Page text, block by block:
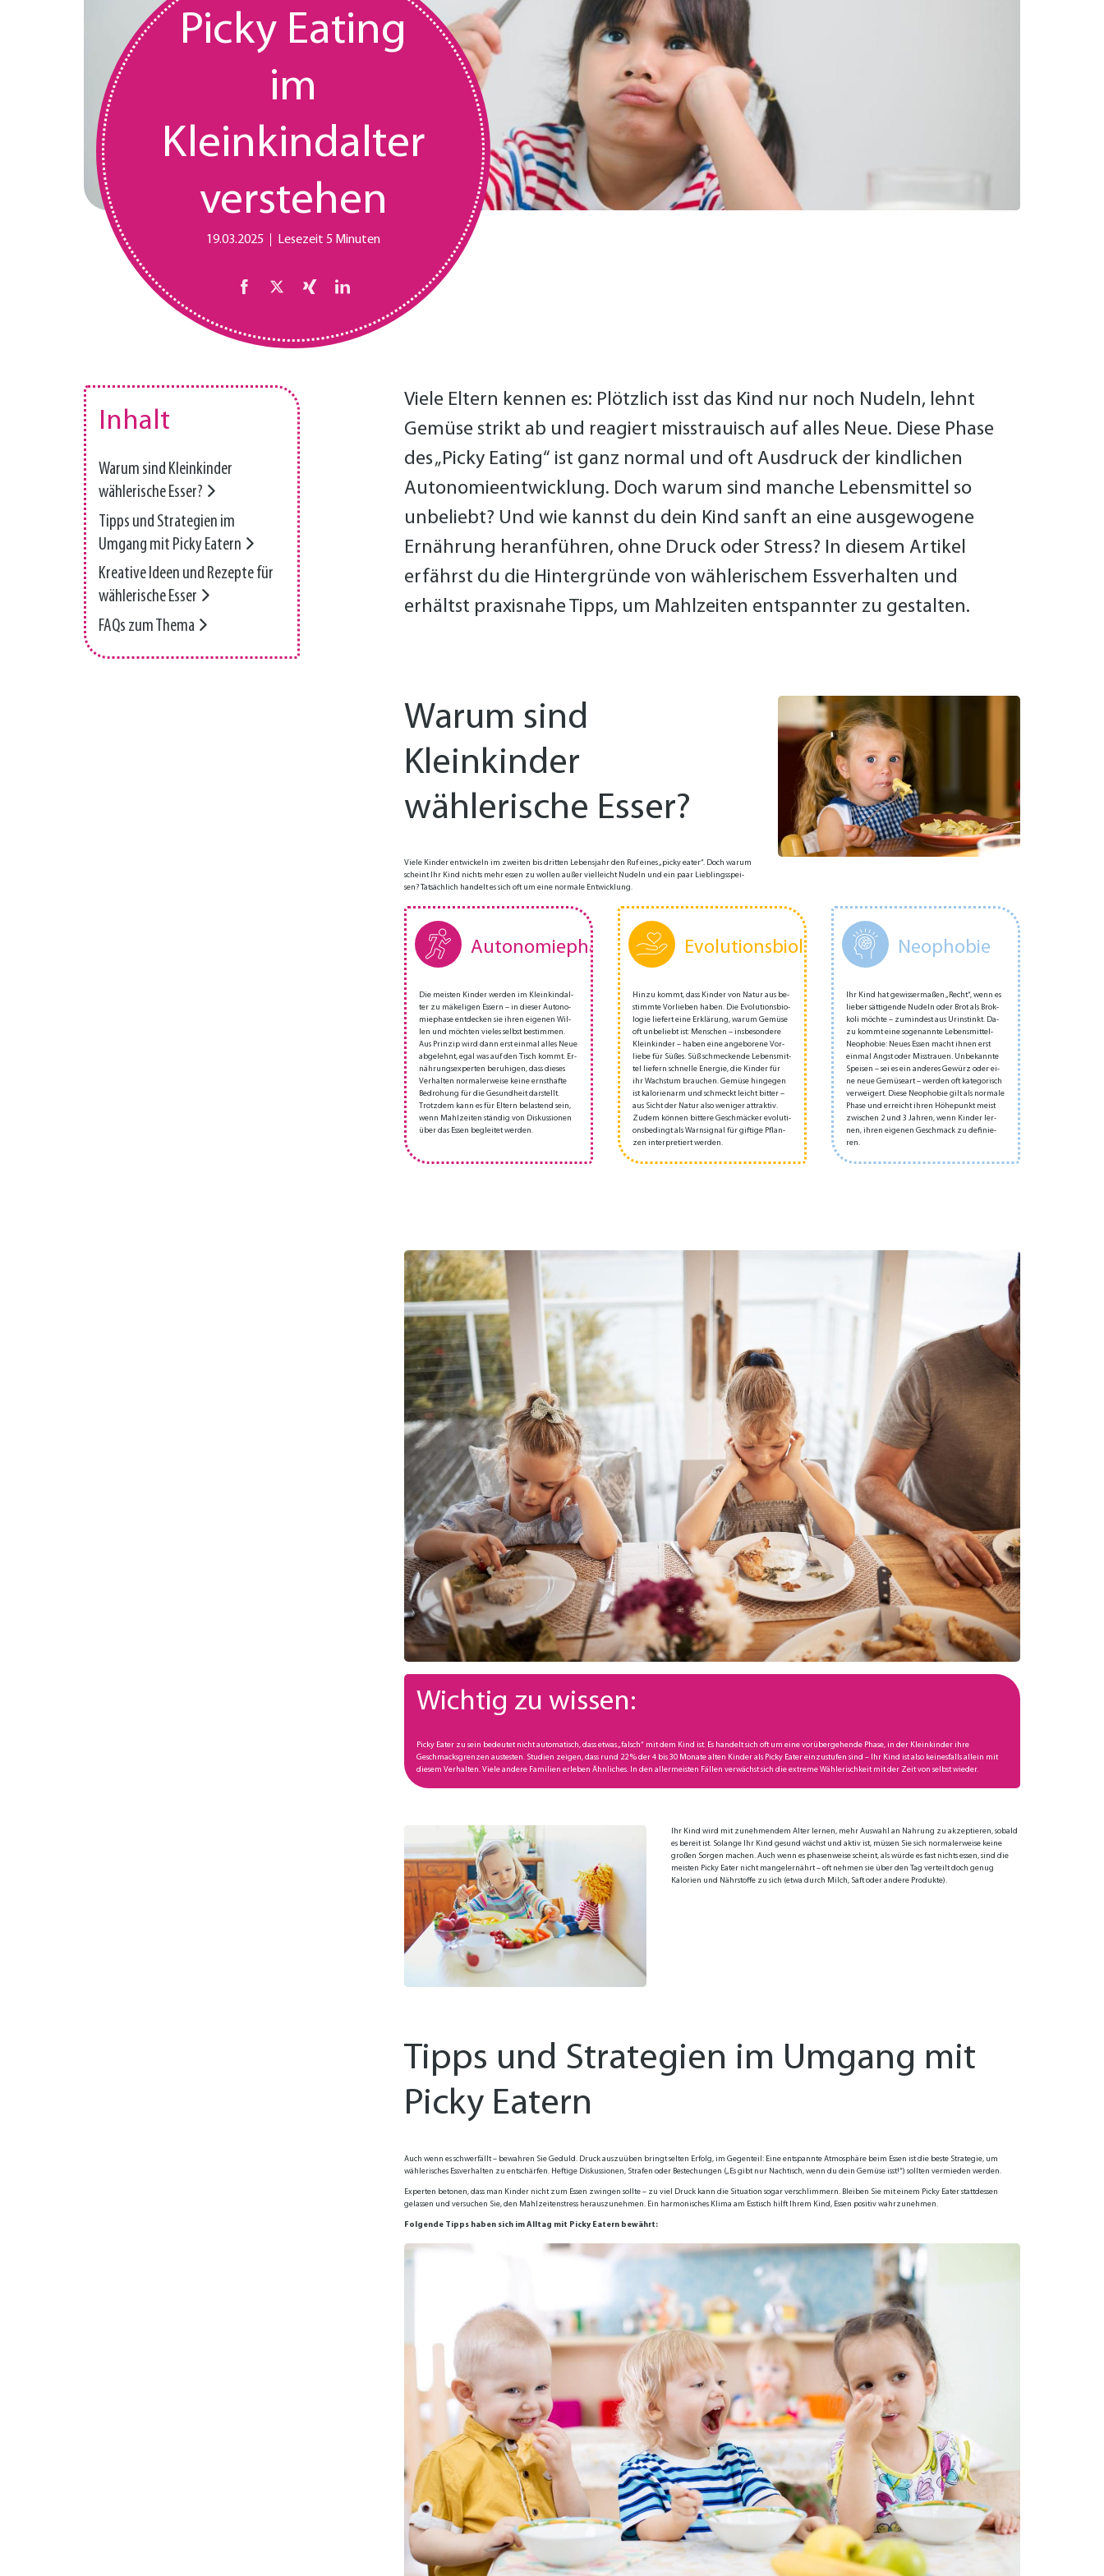
Picky Eating
im
Kleinkindalter
verstehen
19.03.2025 Lesezeit 5 Minuten
Inhalt
Warum sind Kleinkinder
wählerische Esser?
Tipps und Strategien im
Umgang mit Picky Eatern
Kreative Ideen und Rezepte für
wählerische Esser
FAQs zum Thema
Viele Eltern kennen es: Plötzlich isst das Kind nur noch Nudeln, lehnt
Gemüse strikt ab und reagiert misstrauisch auf alles Neue. Diese Phase
des „Picky Eating“ ist ganz normal und oft Ausdruck der kindlichen
Autonomieentwicklung. Doch warum sind manche Lebensmittel so
unbeliebt? Und wie kannst du dein Kind sanft an eine ausgewogene
Ernährung heranführen, ohne Druck oder Stress? In diesem Artikel
erfährst du die Hintergründe von wählerischem Essverhalten und
erhältst praxisnahe Tipps, um Mahlzeiten entspannter zu gestalten.
Warum sind
Kleinkinder
wählerische Esser?
Vie­le Kin­der ent­wi­ckeln im zwei­ten bis drit­ten Le­bens­jahr den Ruf ei­nes „pi­cky ea­ter“. Doch war­um
scheint Ihr Kind nichts mehr es­sen zu wol­len au­ßer viel­leicht Nu­deln und ein paar Lieb­lings­spei­
sen? Tat­säch­lich han­delt es sich oft um ei­ne nor­ma­le Ent­wick­lung.
Autonomiephase
Die­ meis­ten Kin­der wer­den im Klein­kind­al­
ter zu mä­ke­li­gen Es­sern – in die­ser Au­to­no­
mie­pha­se ent­de­cken sie ih­ren ei­ge­nen Wil­
len und möch­ten vie­les selbst be­stim­men.
Aus Prin­zip wird dann erst ein­mal al­les Neue
ab­ge­lehnt, egal was auf den Tisch kommt​. Er­
näh­rungs­ex­per­ten be­ru­hi­gen, dass die­ses
Ver­hal­ten nor­ma­ler­wei­se kei­ne ernst­haf­te
Be­dro­hung für die Ge­sund­heit dar­stellt​.
Trotz­dem kann es für El­tern be­las­tend sein,
wenn Mahl­zei­ten stän­dig von Dis­kus­sio­nen
über das Es­sen be­glei­tet wer­den.
Evolutionsbiologie
Hin­zu kommt, dass Kin­der von Na­tur aus be­
stimm­te Vor­lie­ben ha­ben. Die Evo­lu­ti­ons­bio­
lo­gie lie­fert ei­ne Er­klä­rung, war­um Ge­mü­se
oft un­be­liebt ist: Men­schen – ins­be­son­de­re
Klein­kin­der – ha­ben ei­ne an­ge­bo­re­ne Vor­
lie­be für Sü­ßes. Süß schme­cken­de Le­bens­mit­
tel lie­fern schnel­le En­er­gie, die Kin­der für
ihr Wachs­tum brau­chen. Ge­mü­se hin­ge­gen
ist ka­lo­ri­en­arm und schmeckt leicht bit­ter –
aus Sicht der Na­tur al­so we­ni­ger at­trak­tiv​.
Zu­dem kön­nen bit­te­re Ge­schmä­cker evo­lu­ti­
ons­be­dingt als Warn­sig­nal für gif­ti­ge Pflan­
zen in­ter­pre­tiert wer­den.
Neophobie
Ihr Kind hat ge­wis­ser­ma­ßen „Recht“, wenn es
lie­ber sätt­i­gen­de Nu­deln oder Brot als Brok­
ko­li möch­te – zu­min­dest aus Ur­in­stinkt. Da­
zu kommt ei­ne so­ge­nan­nte Le­bens­mit­tel-
Neo­pho­bie: Neues Es­sen macht ih­nen erst
ein­mal Angst oder Miss­trau­en. Un­be­kann­te
Spei­sen – sei es ein an­de­res Ge­würz oder ei­
ne neue Ge­mü­se­art – wer­den oft ka­te­go­risch
ver­wei­gert. Die­se Neo­pho­bie gilt als nor­ma­le
Pha­se und er­reicht ih­ren Hö­he­punkt meist
zwi­schen 2 und 3 Jah­ren, wenn Kin­der ler­
nen, ih­ren ei­ge­nen Ge­schmack zu de­fi­nie­
ren.
Wichtig zu wissen:
Picky Eater zu sein bedeutet nicht automatisch, dass etwas „falsch“ mit dem Kind ist. Es handelt sich oft um eine vorübergehende Phase, in der Kleinkinder ihre
Geschmacksgrenzen austesten. Studien zeigen, dass rund 22 % der 4 bis 30 Monate alten Kinder als Picky Eater einzustufen sind​ – Ihr Kind ist also keinesfalls allein mit
diesem Verhalten. Viele andere Familien erleben Ähnliches. In den allermeisten Fällen verwächst sich die extreme Wählerischkeit mit der Zeit von selbst wieder.
Ihr Kind wird mit zunehmendem Alter lernen, mehr Auswahl an Nahrung zu akzeptieren, sobald
es bereit ist. Solange Ihr Kind gesund wächst und aktiv ist, müssen Sie sich normalerweise keine
großen Sorgen machen. Auch wenn es phasenweise scheint, als würde es fast nichts essen, sind die
meisten Picky Eater nicht mangelernährt – oft nehmen sie über den Tag verteilt doch genug
Kalorien und Nährstoffe zu sich (etwa durch Milch, Saft oder andere Produkte)​.
Tipps und Strategien im Umgang mit
Picky Eatern
Auch wenn es schwerfällt – bewahren Sie Geduld. Druck auszuüben bringt selten Erfolg, im Gegenteil: Eine entspannte Atmosphäre beim Essen ist die beste Strategie, um
wählerisches Essverhalten zu entschärfen. Heftige Diskussionen, Strafen oder Bestechungen („Es gibt nur Nachtisch, wenn du dein Gemüse isst!“) sollten vermieden werden.
Experten betonen, dass man Kinder nicht zum Essen zwingen sollte – zu viel Druck kann die Situation sogar verschlimmern​. Bleiben Sie mit einem Picky Eater stattdessen
gelassen und versuchen Sie, den Mahlzeitenstress herauszunehmen. Ein harmonisches Klima am Esstisch hilft Ihrem Kind, Essen positiv wahrzunehmen.
Folgende Tipps haben sich im Alltag mit Picky Eatern bewährt: